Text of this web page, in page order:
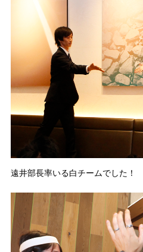
遠井部長率いる白チームでした！